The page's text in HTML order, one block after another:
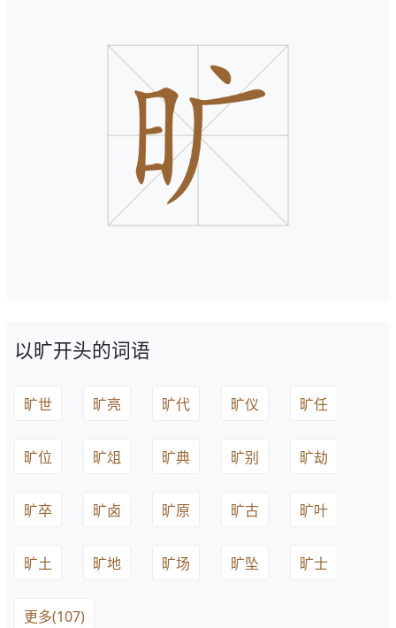
以旷开头的词语
旷世 旷亮 旷代 旷仪 旷任
旷位 旷俎 旷典 旷别 旷劫
旷卒 旷卤 旷原 旷古 旷叶
旷土 旷地 旷场 旷坠 旷士
更多(107)